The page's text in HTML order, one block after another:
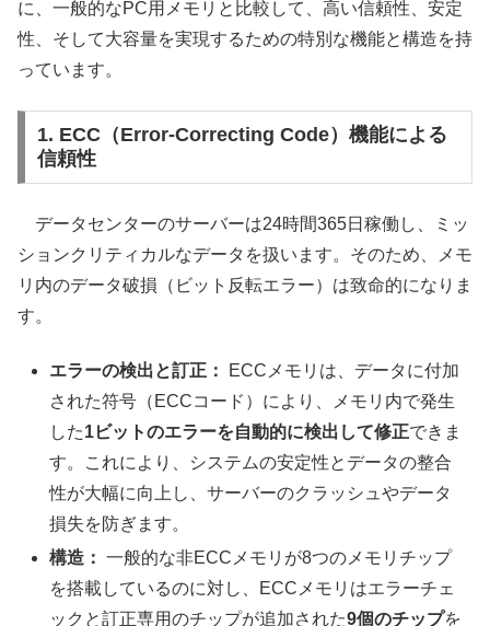
に、一般的なPC用メモリと比較して、高い信頼性、安定
性、そして大容量を実現するための特別な機能と構造を持
っています。
1. ECC（Error-Correcting Code）機能による
信頼性
データセンターのサーバーは24時間365日稼働し、ミッ
ションクリティカルなデータを扱います。そのため、メモ
リ内のデータ破損（ビット反転エラー）は致命的になりま
す。
エラーの検出と訂正：
ECCメモリは、データに付加
された符号（ECCコード）により、メモリ内で発生
した1ビットのエラーを自動的に検出して修正できま
す。これにより、システムの安定性とデータの整合
性が大幅に向上し、サーバーのクラッシュやデータ
損失を防ぎます。
構造： 一般的な非ECCメモリが8つのメモリチップ
を搭載しているのに対し、ECCメモリはエラーチェ
ックと訂正専用のチップが追加された9個のチップを